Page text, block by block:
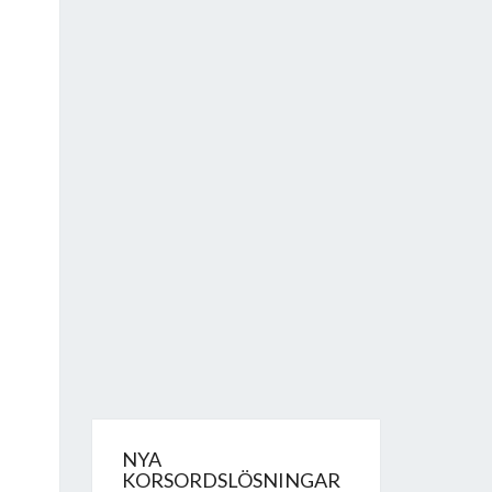
NYA
KORSORDSLÖSNINGAR